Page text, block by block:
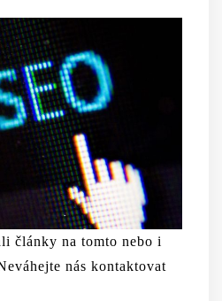
články na tomto nebo i
nás kontaktovat